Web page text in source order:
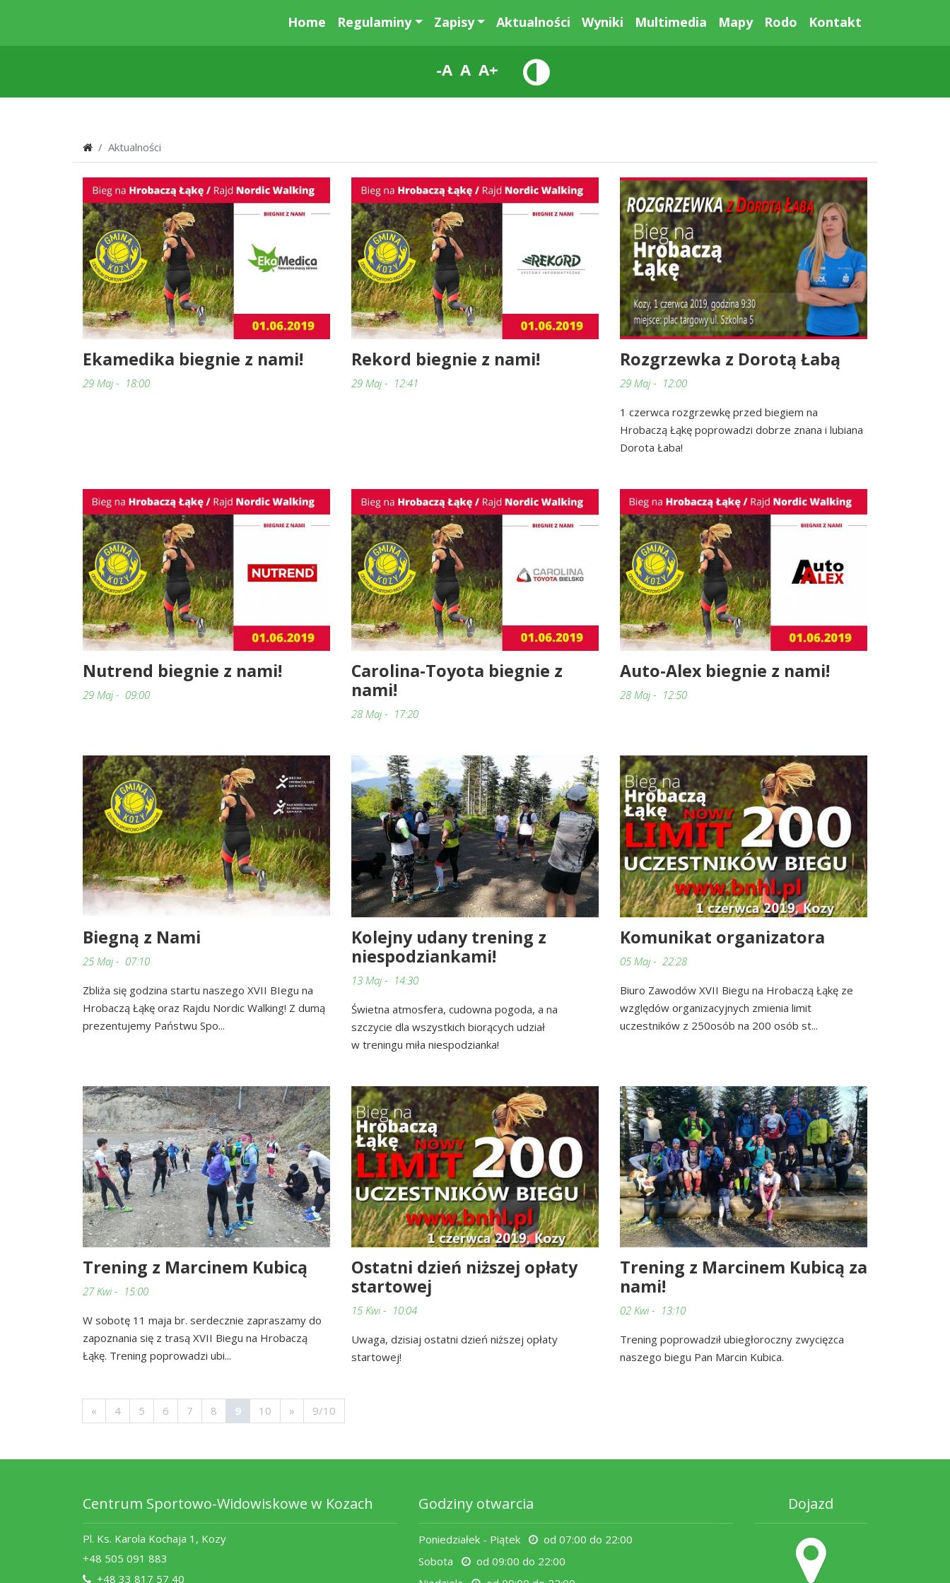
Home Regulaminy Zapisy Aktualności Wyniki Multimedia Mapy Rodo Kontakt
-A A A+
Aktualności
Ekamedika biegnie z nami!
29 Maj - 18:00
Rekord biegnie z nami!
29 Maj - 12:41
Rozgrzewka z Dorotą Łabą
29 Maj - 12:00
1 czerwca rozgrzewkę przed biegiem na
Hrobaczą Łąkę poprowadzi dobrze znana i lubiana
Dorota Łaba!
Nutrend biegnie z nami!
29 Maj - 09:00
Carolina-Toyota biegnie z
nami!
28 Maj - 17:20
Auto-Alex biegnie z nami!
28 Maj - 12:50
Biegną z Nami
25 Maj - 07:10
Zbliża się godzina startu naszego XVII BIegu na
Hrobaczą Łąkę oraz Rajdu Nordic Walking! Z dumą
prezentujemy Państwu Spo...
Kolejny udany trening z
niespodziankami!
13 Maj - 14:30
Świetna atmosfera, cudowna pogoda, a na
szczycie dla wszystkich biorących udział
w treningu miła niespodzianka!
Komunikat organizatora
05 Maj - 22:28
Biuro Zawodów XVII Biegu na Hrobaczą Łąkę ze
względów organizacyjnych zmienia limit
uczestników z 250osób na 200 osób st...
Trening z Marcinem Kubicą
27 Kwi - 15:00
W sobotę 11 maja br. serdecznie zapraszamy do
zapoznania się z trasą XVII Biegu na Hrobaczą
Łąkę. Trening poprowadzi ubi...
Ostatni dzień niższej opłaty
startowej
15 Kwi - 10:04
Uwaga, dzisiaj ostatni dzień niższej opłaty
startowej!
Trening z Marcinem Kubicą za
nami!
02 Kwi - 13:10
Trening poprowadził ubiegłoroczny zwycięzca
naszego biegu Pan Marcin Kubica.
« 4 5 6 7 8 9 10 » 9/10
Centrum Sportowo-Widowiskowe w Kozach
Pl. Ks. Karola Kochaja 1, Kozy
+48 505 091 883
+48 33 817 57 40
Godziny otwarcia
Poniedziałek - Piątek
od 07:00 do 22:00
Sobota
od 09:00 do 22:00
Dojazd